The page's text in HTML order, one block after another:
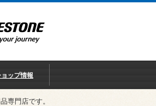
ョップ情報
専門店です。